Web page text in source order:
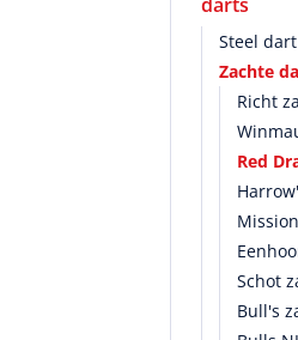
Steel
Zachte
Richt
Red
Schot
Bull's